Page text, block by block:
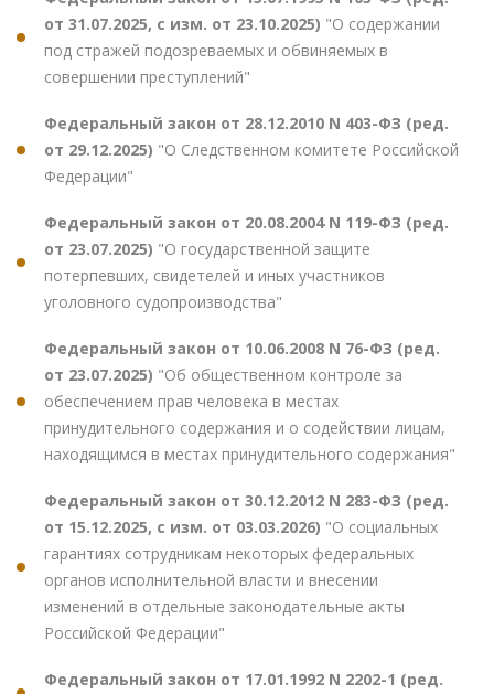
от 31.07.2025, с изм. от 23.10.2025) "О содержании
под стражей подозреваемых и обвиняемых в
совершении преступлений"
Федеральный закон от 28.12.2010 N 403-ФЗ (ред.
от 29.12.2025) "О Следственном комитете Российской
Федерации"
Федеральный закон от 20.08.2004 N 119-ФЗ (ред.
от 23.07.2025) "О государственной защите
потерпевших, свидетелей и иных участников
уголовного судопроизводства"
Федеральный закон от 10.06.2008 N 76-ФЗ (ред.
от 23.07.2025) "Об общественном контроле за
обеспечением прав человека в местах
принудительного содержания и о содействии лицам,
находящимся в местах принудительного содержания"
Федеральный закон от 30.12.2012 N 283-ФЗ (ред.
от 15.12.2025, с изм. от 03.03.2026) "О социальных
гарантиях сотрудникам некоторых федеральных
органов исполнительной власти и внесении
изменений в отдельные законодательные акты
Российской Федерации"
Федеральный закон от 17.01.1992 N 2202-1 (ред.